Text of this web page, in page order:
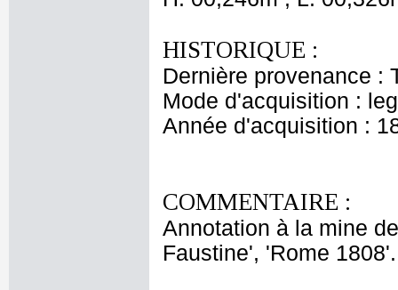
HISTORIQUE :
Dernière provenance :
Mode d'acquisition :
Année d'acquisition :
COMMENTAIRE :
Annotation à la mine
Faustine', 'Rome 1808'.